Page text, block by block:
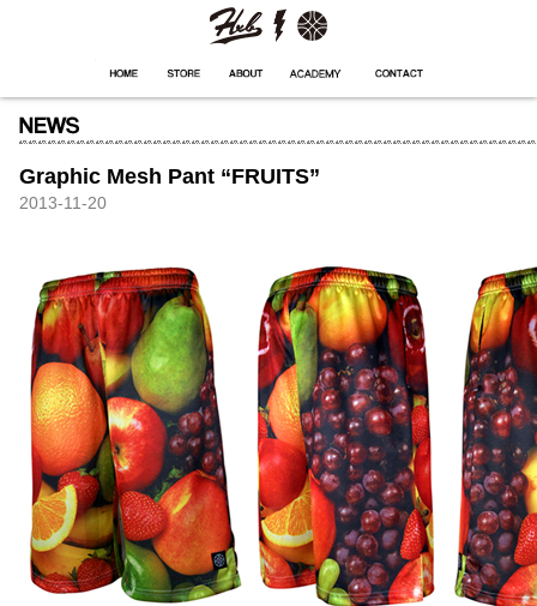
Graphic Mesh Pant “FRUITS”
2013-11-20